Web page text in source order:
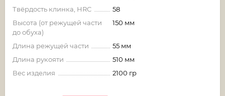
Твёрдость клинка, HRC
58
Высота (от режущей части
до обуха)
150 мм
Длина режущей части
55 мм
Длина рукояти
510 мм
Вес изделия
2100 гр